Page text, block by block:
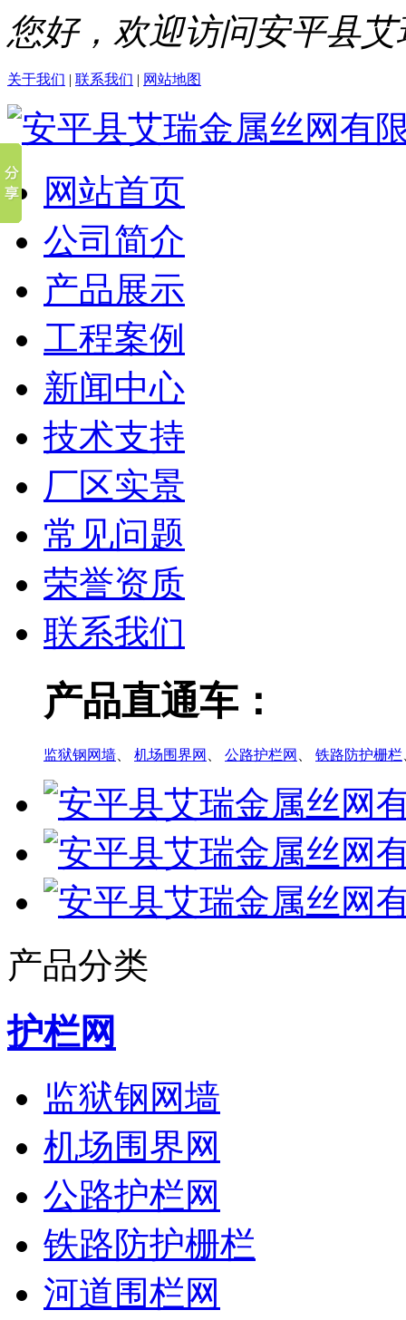
您好，欢迎访问安平县
关于我们 | 联系我们 | 网站地图
网站首页
公司简介
产品展示
工程案例
新闻中心
技术支持
厂区实景
常见问题
荣誉资质
联系我们
产品直通车：
监狱钢网墙 机场围界网 公路护栏网 铁路防护栅栏
产品分类
护栏网
监狱钢网墙
机场围界网
公路护栏网
铁路防护栅栏
河道围栏网